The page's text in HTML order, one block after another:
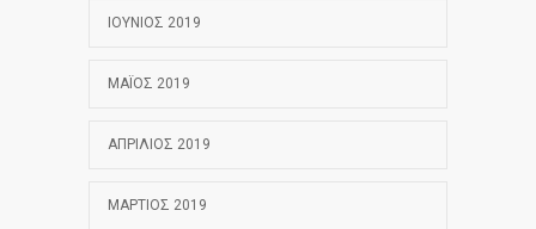
ΙΟΎΝΙΟΣ 2019
ΜΆΙΟΣ 2019
ΑΠΡΊΛΙΟΣ 2019
ΜΆΡΤΙΟΣ 2019